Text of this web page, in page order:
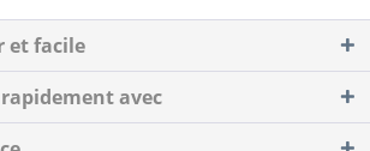
et facile
avec